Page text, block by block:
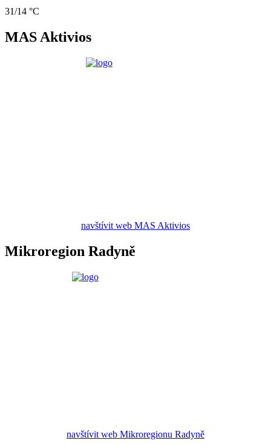
31/14 °C
MAS Aktivios
navštívit web MAS Aktivios
Mikroregion Radyně
navštívit web Mikroregionu Radyně